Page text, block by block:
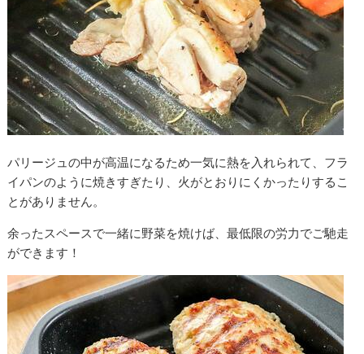
パリージュの中が高温になるため一気に熱を入れられて、フラ
イパンのように焼きすぎたり、火がとおりにくかったりするこ
とがありません。
余ったスペースで一緒に野菜を焼けば、最低限の労力でご馳走
ができます！